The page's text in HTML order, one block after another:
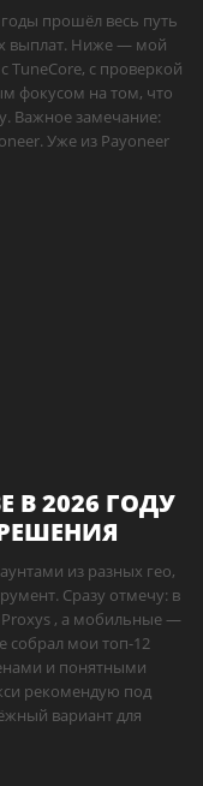
прошёл весь путь
выплат. Ниже — мой
TuneCore, с проверкой
фокусом на том, что
Важное замечание:
Уже из Payoneer
В 2026 ГОДУ
из разных гео,
Сразу отмечу: в
, а мобильные —
собрал мои топ-12
и понятными
рекомендую под
вариант для